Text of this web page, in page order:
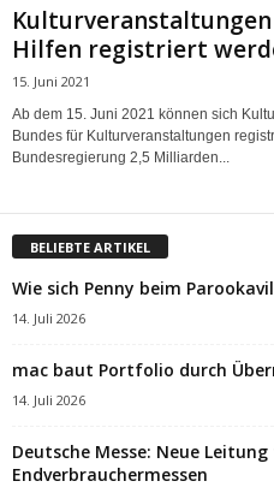
Hilfen registriert
15. Juni 2021
Ab dem 15. Juni 2021 können sich
Bundes für Kulturveranstaltungen
Bundesregierung 2,5 Milliarden...
BELIEBTE ARTIKEL
Wie sich Penny beim
14. Juli 2026
mac baut Portfolio durch
14. Juli 2026
Deutsche Messe: Neue
Endverbrauchermessen